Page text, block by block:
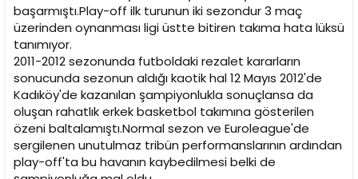
başarmıştı.Play-off ilk turunun iki sezondur 3 maç
üzerinden oynanması ligi üstte bitiren takıma hata lüksü
tanımıyor.
2011-2012 sezonunda futboldaki rezalet kararların
sonucunda sezonun aldığı kaotik hal 12 Mayıs 2012'de
Kadıköy'de kazanılan şampiyonlukla sonuçlansa da
oluşan rahatlık erkek basketbol takımına gösterilen
özeni baltalamıştı.Normal sezon ve Euroleague'de
sergilenen unutulmaz tribün performanslarının ardından
play-off'ta bu havanın kaybedilmesi belki de